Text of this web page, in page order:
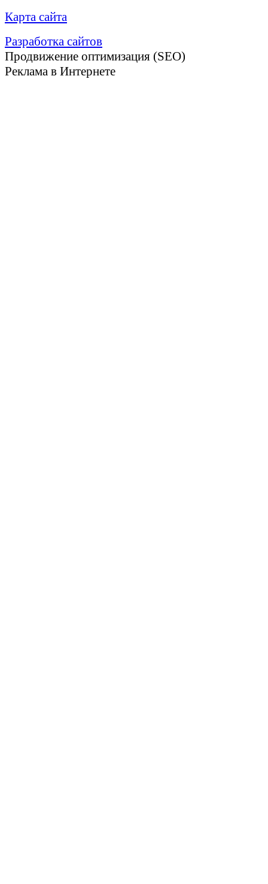
Карта сайта
Разработка сайтов
Продвижение оптимизация (SEO)
Реклама в Интернете